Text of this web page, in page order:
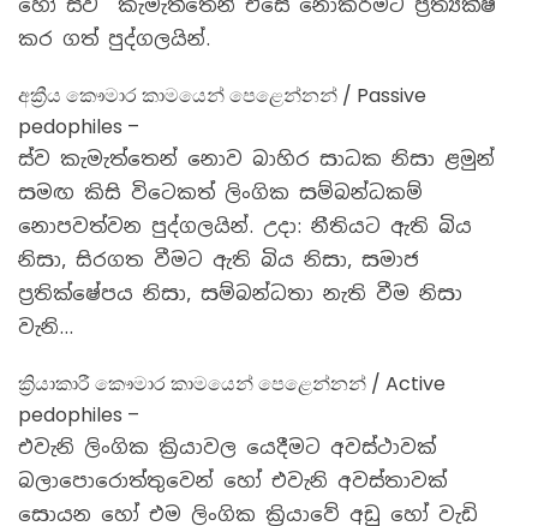
හෝ ස්ව කැමැත්තෙන් එසේ නොකිරීමට ප්‍රත්‍යක්ෂ
කර ගත් පුද්ගලයින්.
අක්‍රීය කෞමාර කාමයෙන් පෙළෙන්නන් / Passive
pedophiles –
ස්ව කැමැත්තෙන් නොව බාහිර සාධක නිසා ළමුන්
සමඟ කිසි විටෙකත් ලිංගික සම්බන්ධකම්
නොපවත්වන පුද්ගලයින්. උදා: නීතියට ඇති බිය
නිසා, සිරගත වීමට ඇති බිය නිසා, සමාජ
ප්‍රතික්ෂේපය නිසා, සම්බන්ධතා නැති වීම නිසා
වැනි…
ක්‍රියාකාරී කෞමාර කාමයෙන් පෙළෙන්නන් / Active
pedophiles –
එවැනි ලිංගික ක්‍රියාවල යෙදීමට අවස්ථාවක්
බලාපොරොත්තුවෙන් හෝ එවැනි අවස්තාවක්
සොයන හෝ එම ලිංගික ක්‍රියාවේ අඩු හෝ වැඩි